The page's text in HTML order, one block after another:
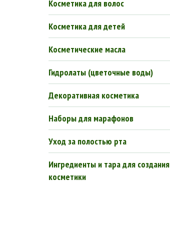
Косметика для волос
Косметика для детей
Косметические масла
Гидролаты (цветочные воды)
Декоративная косметика
Наборы для марафонов
Уход за полостью рта
Ингредиенты и тара для создания
косметики